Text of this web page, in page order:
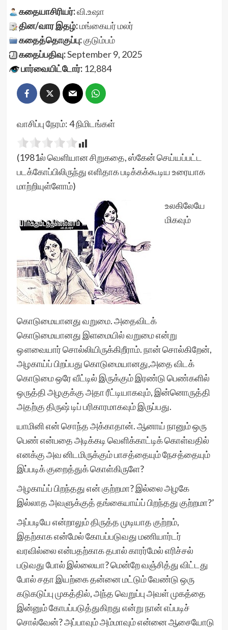
கதையாசிரியர்:வி.உஷா
தின/வார இதழ்:மங்கையர் மலர்
கதைத்தொகுப்பு:குடும்பம்
கதைப்பதிவு:September 9, 2025
பார்வையிட்டோர்:12,884
வாசிப்பு நேரம்:4நிமிடங்கள்
(1981ல் வெளியான சிறுகதை, ஸ்கேன் செய்யப்பட்ட
படக்கோப்பிலிருந்து எளிதாக படிக்கக்கூடிய உரையாக
மாற்றியுள்ளோம்)
உலகிலேயே
மிகவும்
கொடுமையானது வறுமை. அதைவிடக்
கொடுமையானது இளமையில் வறுமை என்று
ஔவையார் சொல்லியிருக்கிறீராம். நான் சொல்கிறேன்,
அழகாய்ப் பிறப்பது கொடுமையானது,அதை விடக்
கொடுமை ஒரே வீட்டில் இருக்கும் இரண்டு பெண்களில்
ஒருத்தி அழகுக்கு அதா ரீட்டியாகவும், இன்னொருத்தி
அதற்கு திருஷ் டிப் பரிகாரமாகவும் இருப்பது.
யாமினி என் சொந்த அக்காதான். ஆனாய் நானும் ஒரு
பெண் என்பதை அடிக்கடி வெளிக்காட்டிக் கொள்வதில்
எனக்கு அவ னிடமிருக்கும் பாசத்தையும் நேசத்தையும்
இப்படிக் குறைத்துக் கொள்கிருளே?
அழகாய்ப் பிறந்தது என் குற்றமா? இல்லை அழகே
இல்லாத அவளுக்குத் தங்கையாய்ப் பிறந்தது குற்றமா?’
அப்படியே என்றாலும் திருத்த முடியாத குற்றம்,
இதற்காக என்மேல் கோபப்படுவது மணியார்டர்
வரவில்லை என்பதற்காக தபால் காரர்மேல் எரிச்சல்
படுவது போல் இல்லையா? மென்றே வஞ்சித்து விட்டது
போல் சதா இயற்கை தன்னை மட்டும் வேண்டு ஒரு
கடுகடுப்பு முகத்தில், அந்த வெறுப்பு அவள் முகத்தை
இன்னும் கோபப்படுத்துகிறது என்று நான் எப்படிச்
சொல்வேன்? அப்பாவும் அம்மாவும் என்னை ஆசையோடு